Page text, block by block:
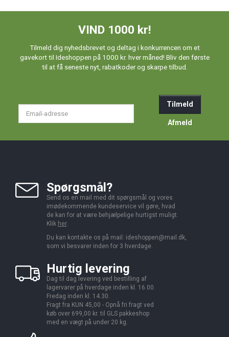
VIND 1000 kr!
Tilmeld dig nyhedsbrevet og deltag i konkurrencen om et
gavekort til Ideshoppen på 1000 kr. hver måned! Bliv den første
til at få seneste nyt, rabatkoder og skarpe tilbud.
Tilmeld
Afmeld
Spørgsmål?
Send os en mail med dit spørgsmål og vores
imødekommende kundeservice vil gøre, hvad
de kan for at være behjælpelige hurtigst muligt.
Klik her.
Du kan kontakte os på mail: ideshoppen@mail.dk,
som vi besvarer inden for 3 hverdage.
Hurtig levering
Dag til dag levering ved bestilling af
lagervarer på hverdage inden kl. 16.00.
Fredag inden kl. 14.30.
Fragt fra KUN 45,00 - Opnå fri fragt ved
køb over 699,00 kr. til GLS pakkeshop
med en vægt på under 20 kg.